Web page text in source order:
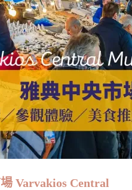
Varvakios Central